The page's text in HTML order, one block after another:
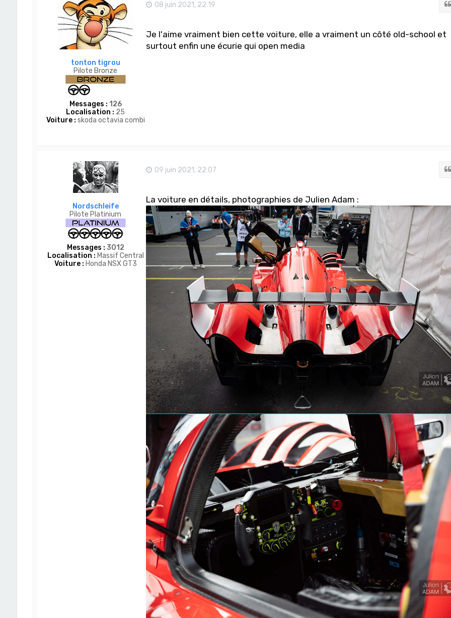
tonton tigrou
Pilote Bronze
Messages : 126
Localisation : 25
Voiture : skoda octavia combi
08 juin 2021, 22:19
Je l'aime vraiment bien cette voiture, elle a vraiment un côté old-school et
surtout enfin une écurie qui open media
Nordschleife
Pilote Platinium
Messages : 3012
Localisation : Massif Central
Voiture : Honda NSX GT3
09 juin 2021, 22:07
La voiture en détails, photographies de Julien Adam :